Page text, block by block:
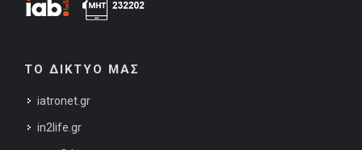
ΤΟ ΔΙΚΤΥΟ ΜΑΣ
iatronet.gr
in2life.gr